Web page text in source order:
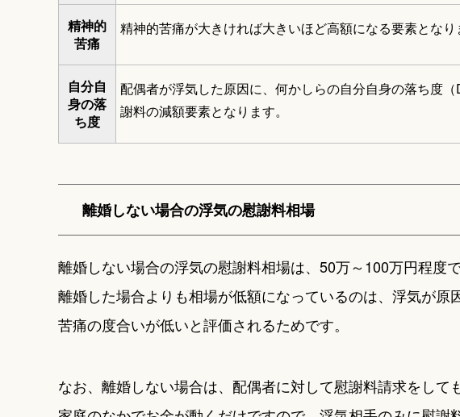
精神的
苦痛
精神的苦痛が大きければ大きいほど高額になる要素となり
自分自
身の落
ち度
配偶者が浮気した原因に、何かしらの自分自身の落ち度
謝料の減額要素となります。
離婚しない場合の浮気の慰謝料相場
離婚しない場合の浮気の慰謝料相場は、50万～100万円程度で
離婚した場合よりも相場が低額になっているのは、浮気が
苦痛の度合いが低いと評価されるためです。
なお、離婚しない場合は、配偶者に対して慰謝料請求をして